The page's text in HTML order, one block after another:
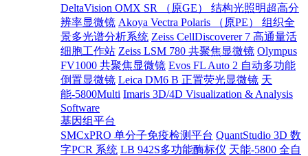
DeltaVision OMX SR （原GE） 结构光照明超高分
辨率显微镜 Akoya Vectra Polaris （原PE） 组织全
景多光谱分析系统 Zeiss CellDiscoverer 7 高通量活
细胞工作站 Zeiss LSM 780 共聚焦显微镜 Olympus
FV1000 共聚焦显微镜 Evos FL Auto 2 自动多功能
倒置显微镜 Leica DM6 B 正置荧光显微镜 天
能-5800Multi Imaris 3D/4D Visualization & Analysis
Software
基因组平台
SMCxPRO 单分子免疫检测平台 QuantStudio 3D 数
字PCR 系统 LB 942S多功能酶标仪 天能-5800 全自